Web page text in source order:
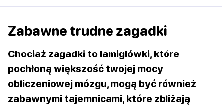
Zabawne trudne zagadki
Chociaż zagadki to łamigłówki, które
pochłoną większość twojej mocy
obliczeniowej mózgu, mogą być również
zabawnymi tajemnicami, które zbliżają